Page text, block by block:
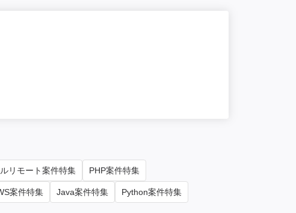
リモート案件特集 PHP案件特集
案件特集 Java案件特集 Python案件特集